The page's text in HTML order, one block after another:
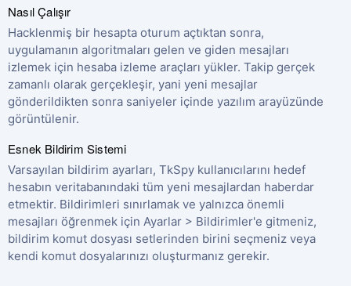
Nasıl Çalışır
Hacklenmiş bir hesapta oturum açtıktan sonra,
uygulamanın algoritmaları gelen ve giden mesajları
izlemek için hesaba izleme araçları yükler. Takip gerçek
zamanlı olarak gerçekleşir, yani yeni mesajlar
gönderildikten sonra saniyeler içinde yazılım arayüzünde
görüntülenir.
Esnek Bildirim Sistemi
Varsayılan bildirim ayarları, TkSpy kullanıcılarını hedef
hesabın veritabanındaki tüm yeni mesajlardan haberdar
etmektir. Bildirimleri sınırlamak ve yalnızca önemli
mesajları öğrenmek için Ayarlar > Bildirimler'e gitmeniz,
bildirim komut dosyası setlerinden birini seçmeniz veya
kendi komut dosyalarınızı oluşturmanız gerekir.